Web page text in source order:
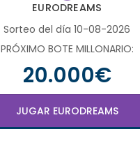
EURODREAMS
Sorteo del día 10-08-2026
PRÓXIMO BOTE MILLONARIO:
20.000€
JUGAR EURODREAMS